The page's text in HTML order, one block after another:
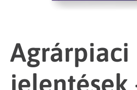
Agrárpiaci
jelentések